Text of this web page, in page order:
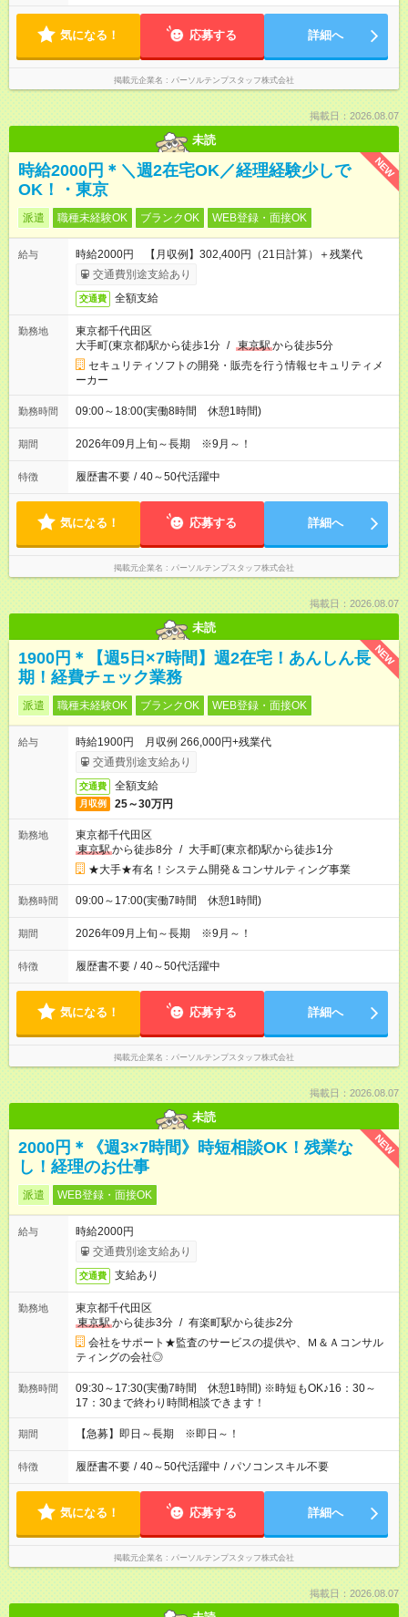
気になる！ 応募する 詳細へ
掲載元企業名 パーソルテンプスタッフ株式会社
掲載日：2026.08.07
未読
NEW
時給2000円＊＼週2在宅OK／経理経験少しで
OK！・東京
派遣 職種未経験OK ブランクOK WEB登録・面接OK
給与
時給2000円 【月収例】302,400円（21日計算）＋残業代
交通費別途支給あり
交通費 全額支給
勤務地
東京都千代田区
大手町(東京都)駅から徒歩1分 / 東京駅から徒歩5分
セキュリティソフトの開発・販売を行う情報セキュリティメ
ーカー
勤務時間 09:00～18:00(実働8時間 休憩1時間)
期間 2026年09月上旬～長期 ※9月～！
特徴 履歴書不要 / 40～50代活躍中
気になる！ 応募する 詳細へ
掲載元企業名 パーソルテンプスタッフ株式会社
掲載日：2026.08.07
未読
NEW
1900円＊【週5日×7時間】週2在宅！あんしん長
期！経費チェック業務
派遣 職種未経験OK ブランクOK WEB登録・面接OK
給与
時給1900円 月収例 266,000円+残業代
交通費別途支給あり
交通費 全額支給
月収例 25～30万円
勤務地
東京都千代田区
東京駅から徒歩8分 / 大手町(東京都)駅から徒歩1分
★大手★有名！システム開発＆コンサルティング事業
勤務時間 09:00～17:00(実働7時間 休憩1時間)
期間 2026年09月上旬～長期 ※9月～！
特徴 履歴書不要 / 40～50代活躍中
気になる！ 応募する 詳細へ
掲載元企業名 パーソルテンプスタッフ株式会社
掲載日：2026.08.07
未読
NEW
2000円＊《週3×7時間》時短相談OK！残業な
し！経理のお仕事
派遣 WEB登録・面接OK
給与
時給2000円
交通費別途支給あり
交通費 支給あり
勤務地
東京都千代田区
東京駅から徒歩3分 / 有楽町駅から徒歩2分
会社をサポート★監査のサービスの提供や、Ｍ＆Ａコンサル
ティングの会社◎
勤務時間
09:30～17:30(実働7時間 休憩1時間) ※時短もOK♪16：30～
17：30まで終わり時間相談できます！
期間 【急募】即日～長期 ※即日～！
特徴 履歴書不要 / 40～50代活躍中 / パソコンスキル不要
気になる！ 応募する 詳細へ
掲載元企業名 パーソルテンプスタッフ株式会社
掲載日：2026.08.07